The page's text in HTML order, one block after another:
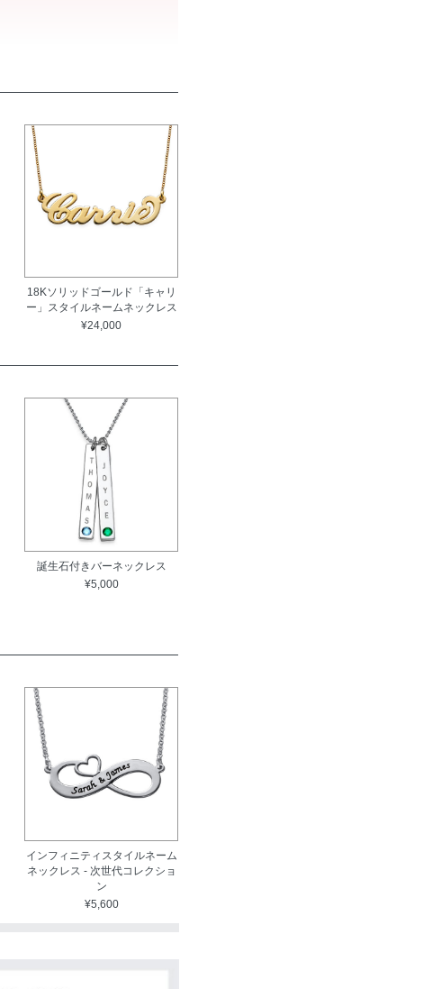
18Kソリッドゴールド「キャリ
ー」スタイルネームネックレス
¥24,000
誕生石付きバーネックレス
¥5,000
インフィニティスタイルネーム
ネックレス - 次世代コレクショ
ン
¥5,600